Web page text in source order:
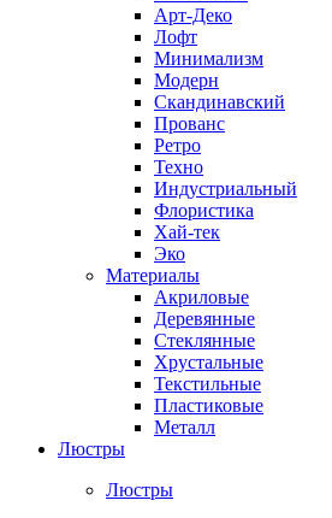
Арт-Деко
Лофт
Минимализм
Модерн
Скандинавский
Прованс
Ретро
Техно
Индустриальный
Флористика
Хай-тек
Эко
Материалы
Акриловые
Деревянные
Стеклянные
Хрустальные
Текстильные
Пластиковые
Металл
Люстры
Люстры